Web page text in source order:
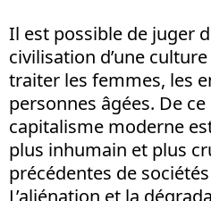
Il est possible de juger
civilisation d’une
traiter les femmes, les
personnes âgées. De
capitalisme moderne
plus inhumain et plus
précédentes de
L’aliénation et la